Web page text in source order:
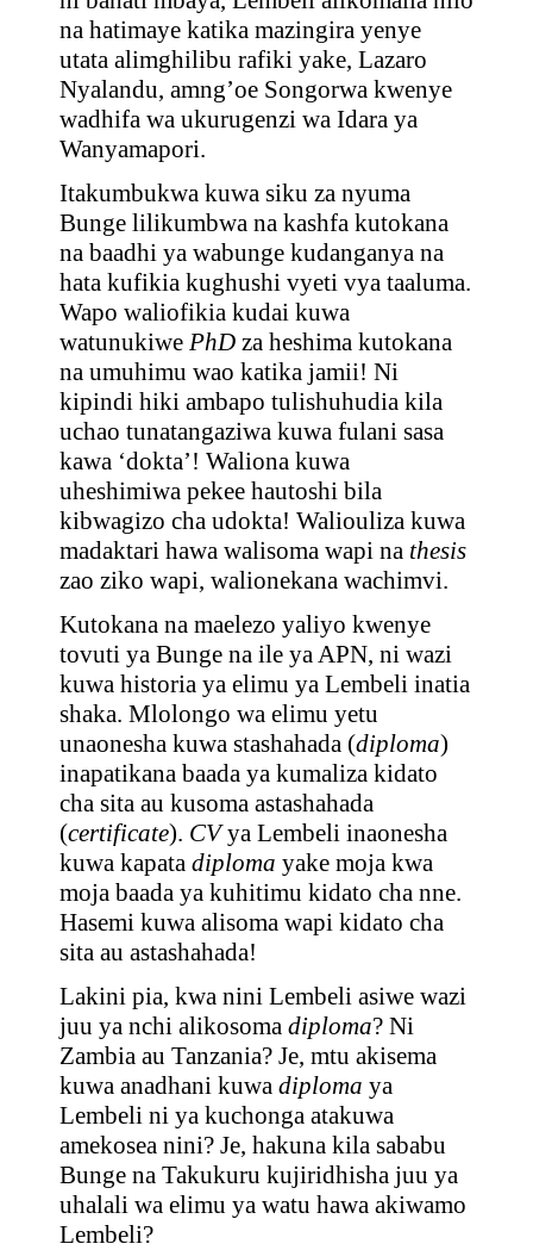
na hatimaye katika mazingira yenye
utata alimghilibu rafiki yake, Lazaro
Nyalandu, amng’oe Songorwa kwenye
wadhifa wa ukurugenzi wa Idara ya
Wanyamapori.
Itakumbukwa kuwa siku za nyuma
Bunge lilikumbwa na kashfa kutokana
na baadhi ya wabunge kudanganya na
hata kufikia kughushi vyeti vya taaluma.
Wapo waliofikia kudai kuwa
watunukiwe PhD za heshima kutokana
na umuhimu wao katika jamii! Ni
kipindi hiki ambapo tulishuhudia kila
uchao tunatangaziwa kuwa fulani sasa
kawa ‘dokta’! Waliona kuwa
uheshimiwa pekee hautoshi bila
kibwagizo cha udokta! Waliouliza kuwa
madaktari hawa walisoma wapi na thesis
zao ziko wapi, walionekana wachimvi.
Kutokana na maelezo yaliyo kwenye
tovuti ya Bunge na ile ya APN, ni wazi
kuwa historia ya elimu ya Lembeli inatia
shaka. Mlolongo wa elimu yetu
unaonesha kuwa stashahada (diploma)
inapatikana baada ya kumaliza kidato
cha sita au kusoma astashahada
(certificate). CVya Lembeli inaonesha
kuwa kapata diploma yake moja kwa
moja baada ya kuhitimu kidato cha nne.
Hasemi kuwa alisoma wapi kidato cha
sita au astashahada!
Lakini pia, kwa nini Lembeli asiwe wazi
juu ya nchi alikosoma diploma? Ni
Zambia au Tanzania? Je, mtu akisema
kuwa anadhani kuwa diploma ya
Lembeli ni ya kuchonga atakuwa
amekosea nini? Je, hakuna kila sababu
Bunge na Takukuru kujiridhisha juu ya
uhalali wa elimu ya watu hawa akiwamo
Lembeli?